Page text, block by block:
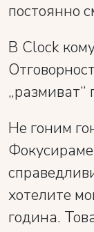
постоянно
В Clock
Не гоним
Фокусираме
хотелите
година.